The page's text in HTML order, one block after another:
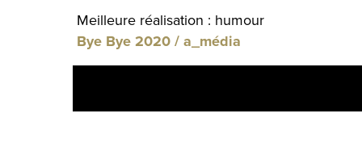
Meilleure réalisation : humour
Bye Bye 2020 / a_média